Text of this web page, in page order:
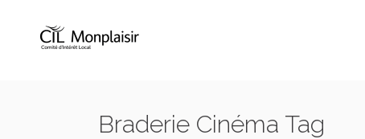
Braderie Cinéma Tag